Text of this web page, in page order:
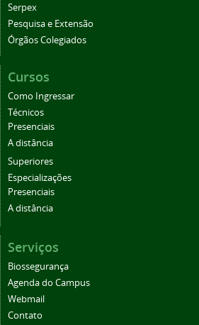
Serpex
Pesquisa e Extensão
Órgãos Colegiados
Cursos
Como Ingressar
Técnicos
Presenciais
A distância
Superiores
Especializações
Presenciais
A distância
Serviços
Biossegurança
Agenda do Campus
Webmail
Contato